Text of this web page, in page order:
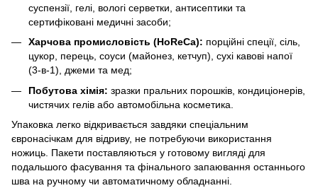
суспензії, гелі, вологі серветки, антисептики та
сертифіковані медичні засоби;
Харчова промисловість (HoReCa): порційні спеції, сіль,
цукор, перець, соуси (майонез, кетчуп), сухі кавові напої
(3-в-1), джеми та мед;
Побутова хімія: зразки пральних порошків, кондиціонерів,
чистячих гелів або автомобільна косметика.
Упаковка легко відкривається завдяки спеціальним
євронасічкам для відриву, не потребуючи використання
ножиць. Пакети поставляються у готовому вигляді для
подальшого фасування та фінального запаювання останнього
шва на ручному чи автоматичному обладнанні.